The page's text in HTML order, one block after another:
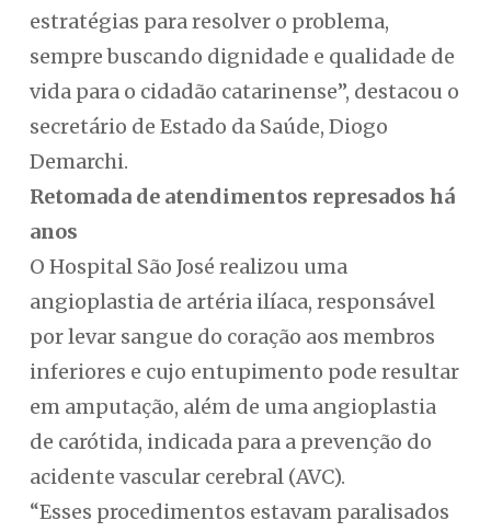
estratégias para resolver o problema,
sempre buscando dignidade e qualidade de
vida para o cidadão catarinense”, destacou o
secretário de Estado da Saúde, Diogo
Demarchi.
Retomada de atendimentos represados há
anos
O Hospital São José realizou uma
angioplastia de artéria ilíaca, responsável
por levar sangue do coração aos membros
inferiores e cujo entupimento pode resultar
em amputação, além de uma angioplastia
de carótida, indicada para a prevenção do
acidente vascular cerebral (AVC).
“Esses procedimentos estavam paralisados